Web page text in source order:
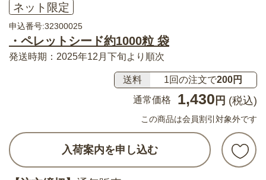
ネット限定
申込番号:32300025
・ペレットシード約1000粒 袋
発送時期：2025年12月下旬より順次
送料 1回の注文で200円
通常価格
1,430 円 (税込)
この商品は会員割引対象外です
入荷案内を申し込む